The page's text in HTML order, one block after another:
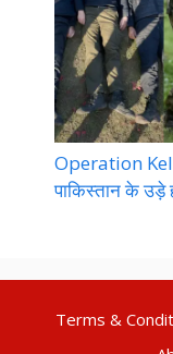
Operation
पाकिस्तान के उड़े
Terms &